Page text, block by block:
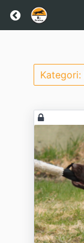
Kategori: